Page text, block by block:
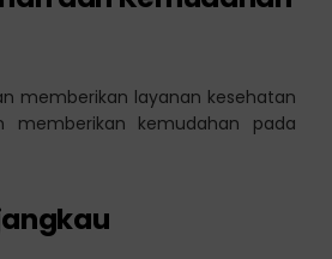
memberikan layanan kesehatan
memberikan kemudahan pada